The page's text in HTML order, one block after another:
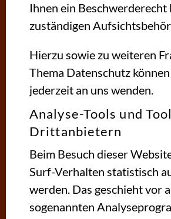
Ihnen ein Beschwerderecht
zuständigen
Hierzu sowie zu weiteren
Thema Datenschutz können
jederzeit an uns wenden.
Analyse-Tools und
Dritt­anbietern
Beim Besuch dieser
Surf-Verhalten statistisch
werden. Das geschieht vor
sogenannten